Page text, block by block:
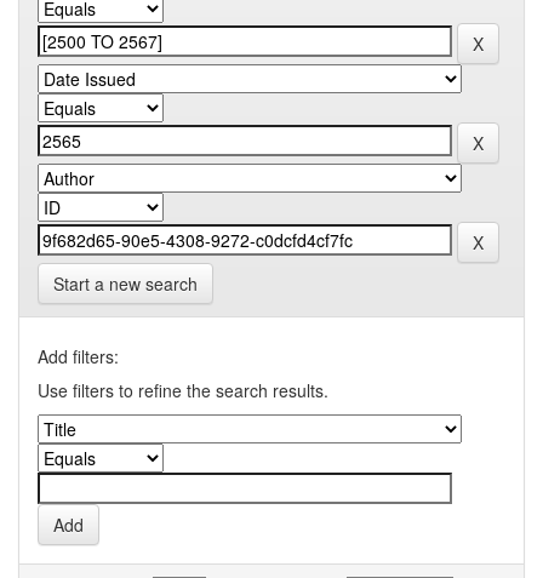
Start a new search
Add filters:
Use filters to refine the search results.